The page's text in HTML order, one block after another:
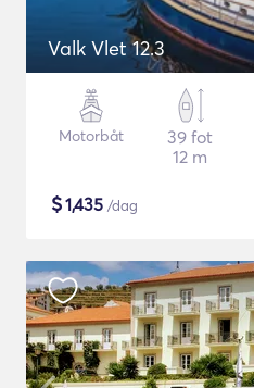
Valk Vlet 12.3
Motorbåt
39 fot
12 m
$1,435 /dag